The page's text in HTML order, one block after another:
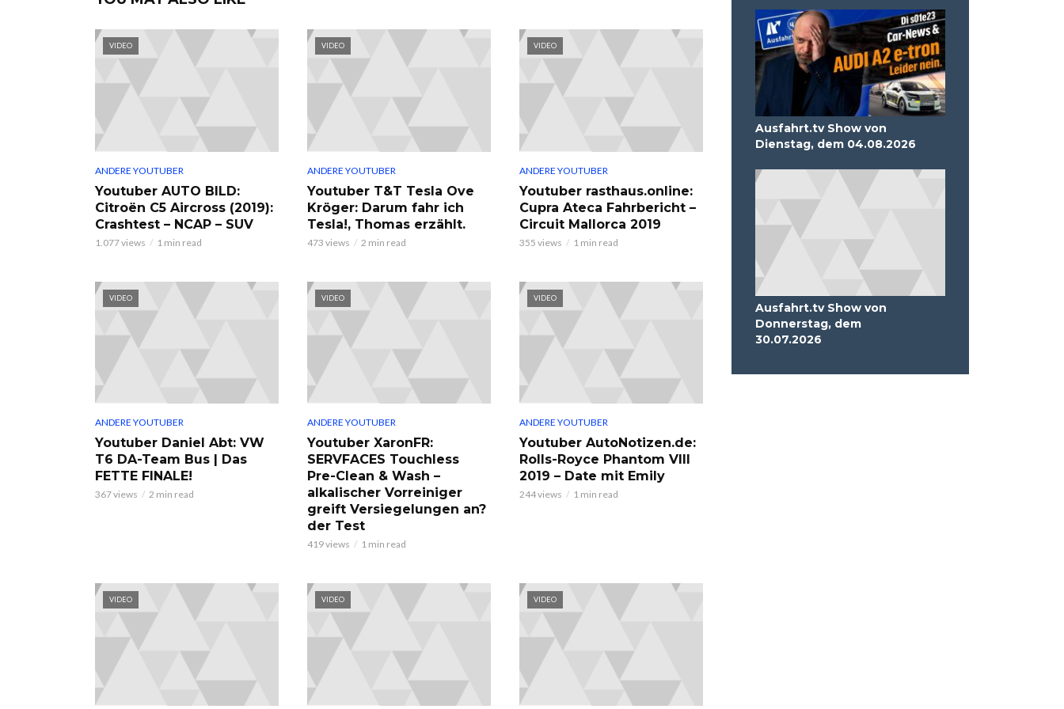
VIDEO
ANDERE YOUTUBER
Youtuber AUTO BILD:
Citroën C5 Aircross (2019):
Crashtest – NCAP – SUV
1.077 views 1 min read
VIDEO
ANDERE YOUTUBER
Youtuber T&T Tesla Ove
Kröger: Darum fahr ich
Tesla!, Thomas erzählt.
473 views 2 min read
VIDEO
ANDERE YOUTUBER
Youtuber rasthaus.online:
Cupra Ateca Fahrbericht –
Circuit Mallorca 2019
355 views 1 min read
VIDEO
ANDERE YOUTUBER
Youtuber Daniel Abt: VW
T6 DA-Team Bus | Das
FETTE FINALE!
367 views 2 min read
VIDEO
ANDERE YOUTUBER
Youtuber XaronFR:
SERVFACES Touchless
Pre-Clean & Wash –
alkalischer Vorreiniger
greift Versiegelungen an?
der Test
419 views 1 min read
VIDEO
ANDERE YOUTUBER
Youtuber AutoNotizen.de:
Rolls-Royce Phantom VIII
2019 – Date mit Emily
244 views 1 min read
VIDEO VIDEO VIDEO
Ausfahrt.tv Show von
Dienstag, dem 04.08.2026
Ausfahrt.tv Show von
Donnerstag, dem
30.07.2026